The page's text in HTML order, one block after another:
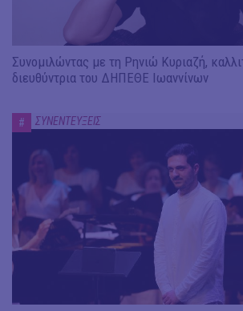
Συνομιλώντας με τη Ρηνιώ Κυριαζή,
διευθύντρια του ΔΗΠΕΘΕ Ιωαννίνων
# ΣΥΝΕΝΤΕΥΞΕΙΣ